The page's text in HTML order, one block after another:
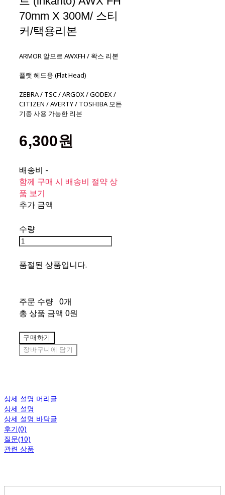
70mm X 300M/ 스티
커/택용리본
ARMOR 알모르 AWXFH / 왁스 리본
플랫 헤드용 (Flat Head)
ZEBRA / TSC / ARGOX / GODEX /
CITIZEN / AVERTY / TOSHIBA 모든
기종 사용 가능한 리본
6,300원
배송비 -
함께 구매 시 배송비 절약 상
품 보기
추가 금액
수량
품절된 상품입니다.
주문 수량 0개
총 상품 금액 0원
구매하기
장바구니에 담기
상세 설명 머리글
상세 설명
상세 설명 바닥글
후기(0)
질문(10)
관련 상품